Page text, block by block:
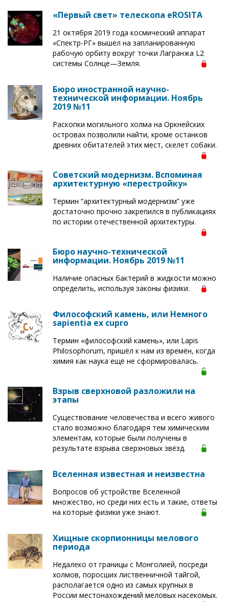
«Первый свет» телескопа eROSITA
21 октября 2019 года космический аппарат
«Спектр-РГ» вышел на запланированную
рабочую орбиту вокруг точки Лагранжа L2
системы Солнце—Земля.
Бюро иностранной научно-
технической информации. Ноябрь
2019 №11
Раскопки могильного холма на Оркнейских
островах позволили найти, кроме останков
древних обитателей этих мест, скелет собаки.
Советский модернизм. Вспоминая
архитектурную «перестройку»
Термин “архитектурный модернизм” уже
достаточно прочно закрепился в публикациях
по истории отечественной архитектуры.
Бюро научно-технической
информации. Ноябрь 2019 №11
Наличие опасных бактерий в жидкости можно
определить, используя законы физики.
Философский камень, или Немного
sapientia ex cupro
Термин «философский камень», или Lapis
Рhilosophorum, пришёл к нам из времён, когда
химия как наука ещё не сформировалась.
Взрыв сверхновой разложили на
этапы
Существование человечества и всего живого
стало возможно благодаря тем химическим
элементам, которые были получены в
результате взрыва сверхновых звёзд.
Вселенная известная и неизвестна
Вопросов об устройстве Вселенной
множество, но среди них есть и такие, ответы
на которые физики уже знают.
Хищные скорпионницы мелового
периода
Недалеко от границы с Монголией, посреди
холмов, поросших лиственничной тайгой,
располагается одно из самых крупных в
России местонахождений меловых насекомых.